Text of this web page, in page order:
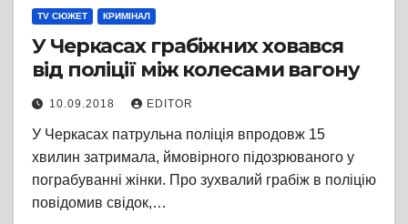
TV СЮЖЕТ КРИМІНАЛ
У Черкасах грабіжних ховався
від поліції між колесами вагону
10.09.2018 EDITOR
У Черкасах патрульна поліція впродовж 15
хвилин затримала, ймовірного підозрюваного у
пограбуванні жінки. Про зухвалий грабіж в поліцію
повідомив свідок,…